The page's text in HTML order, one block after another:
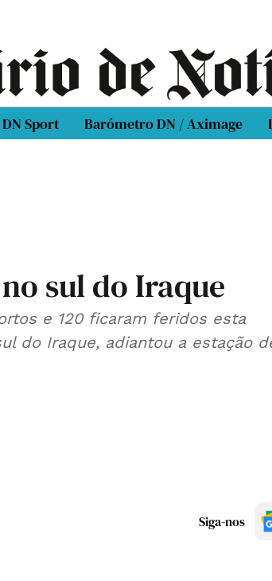
DN Sport Barómetro DN / Aximage
sul do Iraque
e 120 ficaram feridos esta
do Iraque, adiantou a estação
Siga-nos